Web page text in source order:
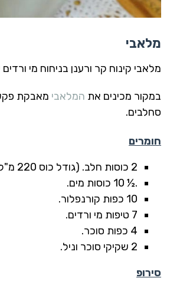
מלאבי
מלאבי קינוח קר ורענן בניחוח מי
במקור מכינים את המלאבי מאבקת
סחלבים.
חומרים
2 כוסות חלב. (גודל כוס 220 מ"ל.)
.½ 10 כוסות מים.
10 כפות קורנפלור.
7 טיפות מי ורדים.
4 כפות סוכר.
2 שקיקי סוכר וניל.
סירופ